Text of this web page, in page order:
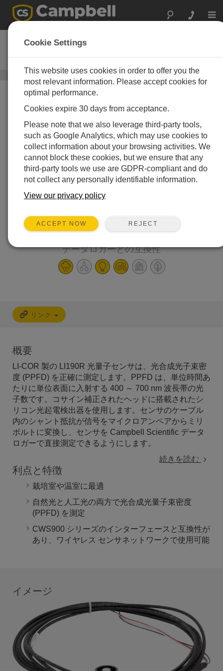
LI190R-L
光量子（PAR）センサ
正確で多用途
データロガーとの互換性
リンク
概要
LI-COR 製の LI190R 光量子センサは、光合成光子束密
度 (PPFD) を正確に測定します。PPFD は、単位時間あ
たりに単位表面に入射する 400 ～ 700 nm 波長帯の光
子数です。コサイン補正されたヘッドに搭載されたシ
リコン光起電検出器を使用します。センサのケーブル
内のシャント抵抗が信号をマイクロアンペアからミリ
ボルトに変換し、センサを Campbell Scientific データ
ロガーで直接測定できるようにします。
続きを読む
利点と特徴
栽培室や温室に最適
自然光と人工光の両方で光合成光量子束密度
(PPFD) を測定
CWS900 シリーズのインターフェースと互換性が
あり、ワイヤレス センサネットワークで使用可能
イメージ
Cookie Settings
This website uses cookies in order to offer you the
most relevant information. Please accept cookies for
optimal performance.
Cookies expire 30 days from acceptance.
Please note that we also leverage third-party tools,
such as Google Analytics, which may use cookies to
collect information about your browsing activities. We
cannot block these cookies, but we ensure that any
third-party tools we use are GDPR-compliant and do
not collect any personally identifiable information.
View our privacy policy
ACCEPT NOW REJECT